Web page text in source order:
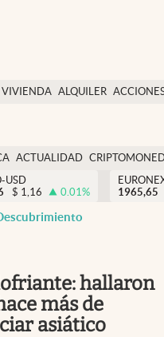
VIVIENDA ALQUILER
USA
ACTUALIDAD
USD
$ 1,16 0.01%
1965,65
hallaron
más de
asiático